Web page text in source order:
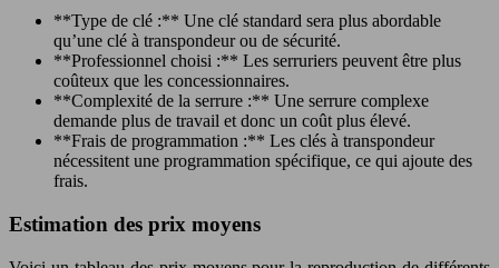
**Type de clé :** Une clé standard sera plus abordable
qu’une clé à transpondeur ou de sécurité.
**Professionnel choisi :** Les serruriers peuvent être plus
coûteux que les concessionnaires.
**Complexité de la serrure :** Une serrure complexe
demande plus de travail et donc un coût plus élevé.
**Frais de programmation :** Les clés à transpondeur
nécessitent une programmation spécifique, ce qui ajoute des
frais.
Estimation des prix moyens